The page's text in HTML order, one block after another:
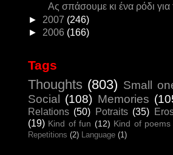
Ας σπάσουμε κι ένα ρόδι για
► 2007 (246)
► 2006 (166)
Tags
Thoughts (803) Small
Social (108) Memories
Relations (50) Potraits (35)
(19) Kind of fun (12) Kind of poems
Repetitions (2) Language (1)